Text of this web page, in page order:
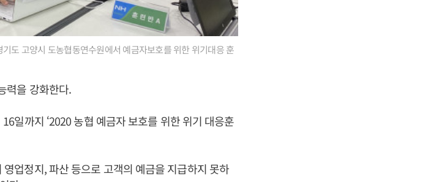
도 고양시 도농협동연수원에서 예금자보호를 위한 위기대응 훈
력을 강화한다.
일까지 ‘2020 농협 예금자 보호를 위한 위기 대응훈
업정지, 파산 등으로 고객의 예금을 지급하지 못하